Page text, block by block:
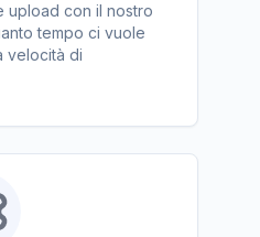
upload con il nostro
tempo ci vuole
velocità di